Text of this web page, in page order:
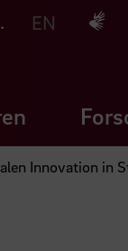
EN
Innovation in